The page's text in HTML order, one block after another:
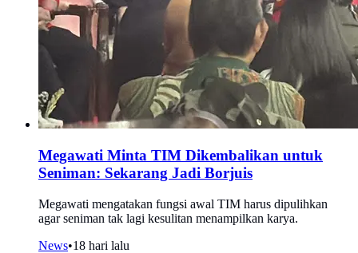
Megawati Minta TIM Dikembalikan untuk
Seniman: Sekarang Jadi Borjuis
Megawati mengatakan fungsi awal TIM harus dipulihkan
agar seniman tak lagi kesulitan menampilkan karya.
News•18 hari lalu